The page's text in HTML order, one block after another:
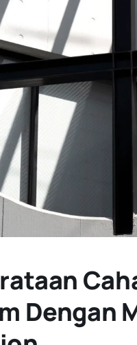
Dengan